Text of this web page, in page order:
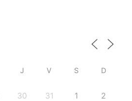
J V S D
30 31 1 2